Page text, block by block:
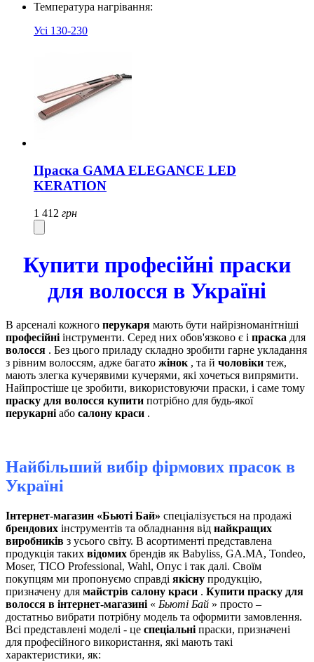
Температура нагрівання:
Усі 130-230
Праска GAMA ELEGANCE LED
KERATION
1 412 грн
Купити професійні праски
для волосся в Україні
В арсеналі кожного перукаря мають бути найрізноманітніші
професійніінструменти. Серед них обов'язково є і праска для
волосся . Без цього приладу складно зробити гарне укладання
з рівним волоссям, адже багато жінок, та й чоловіки теж,
мають злегка кучерявими кучерями, які хочеться випрямити.
Найпростіше це зробити, використовуючи праски, і саме тому
праску для волосся купити потрібно для будь-якої
перукарніабо салону краси .
Найбільший вибір фірмових прасок в
Україні
Інтернет-магазин «Бьюті Бай» спеціалізується на продажі
брендових інструментів та обладнання від найкращих
виробників з усього світу. В асортименті представлена ​​
продукція таких відомих брендів як Babyliss, GA.MA, Tondeo,
Moser, TICO Professional, Wahl, Опус і так далі. Своїм
покупцям ми пропонуємо справді якісну продукцію,
призначену для майстрів салону краси . Купити праску для
волосся в інтернет-магазині « Бьюті Бай » просто –
достатньо вибрати потрібну модель та оформити замовлення.
Всі представлені моделі - це спеціальні праски, призначені
для професійного використання, які мають такі
характеристики, як: